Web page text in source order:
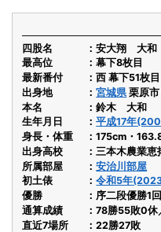
四股名
安大翔 大和
最高位
幕下8枚目
最新番付
西 幕下51枚目
出身地
宮城県 栗原市
本名
鈴木 大和
生年月日
平成17年
身長・体重
175cm・
出身高校
三本木農業恵
所属部屋
安治川部屋
初土俵
令和5年
優勝
序二段優勝1
通算成績
78勝55敗0休
直近7場所
22勝27敗